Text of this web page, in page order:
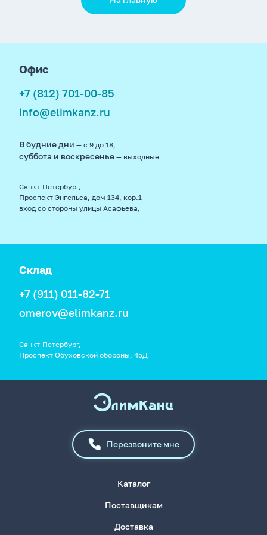
Офис
+7 (812) 701-00-85
info@elimkanz.ru
В будние дни — с 9 до 18,
суббота и воскресенье — выходные
Санкт-Петербург,
Проспект Энгельса, дом 134, кор.1
вход со стороны улицы Асафьева,
Склад
+7 (911) 011-82-71
omerov@elimkanz.ru
Санкт-Петербург,
Проспект Обуховской обороны, 45Д
Перезвоните мне
Каталог
Поставщикам
Доставка